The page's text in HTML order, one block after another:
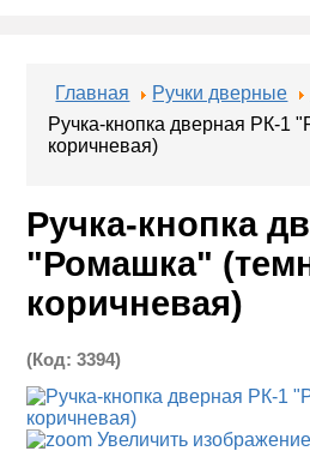
Главная Ручки дверные
Ручка-кнопка дверная РК-1
коричневая)
Ручка-кнопка
"Ромашка"
коричневая)
(Код:3394)
Увеличить изображение